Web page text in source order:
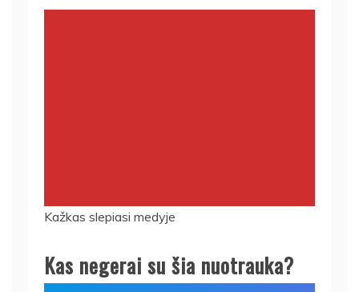
Kažkas slepiasi medyje
Kas negerai su šia nuotrauka?